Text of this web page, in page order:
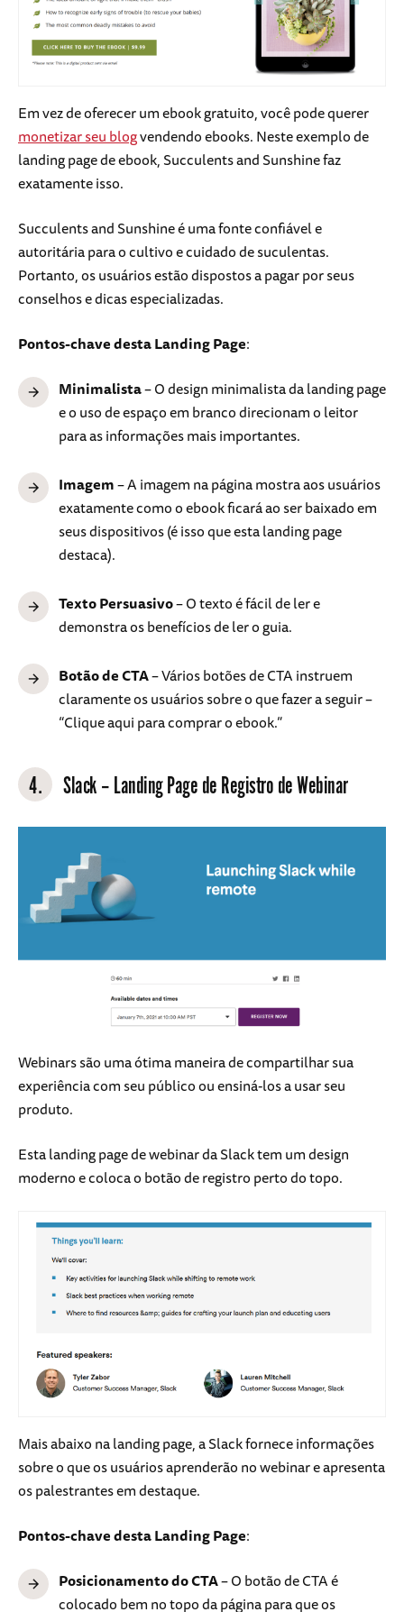
Em vez de oferecer um ebook gratuito, você pode querer
monetizar seu blogvendendo ebooks. Neste exemplo de
landing page de ebook, Succulents and Sunshine faz
exatamente isso.
Succulents and Sunshine é uma fonte confiável e
autoritária para o cultivo e cuidado de suculentas.
Portanto, os usuários estão dispostos a pagar por seus
conselhos e dicas especializadas.
Pontos-chave desta Landing Page:
Minimalista– O design minimalista da landing page
e o uso de espaço em branco direcionam o leitor
para as informações mais importantes.
Imagem– A imagem na página mostra aos usuários
exatamente como o ebook ficará ao ser baixado em
seus dispositivos (é isso que esta landing page
destaca).
Texto Persuasivo– O texto é fácil de ler e
demonstra os benefícios de ler o guia.
Botão de CTA– Vários botões de CTA instruem
claramente os usuários sobre o que fazer a seguir –
“Clique aqui para comprar o ebook.”
4. Slack – Landing Page de Registro de Webinar
Webinars são uma ótima maneira de compartilhar sua
experiência com seu público ou ensiná-los a usar seu
produto.
Esta landing page de webinar da Slack tem um design
moderno e coloca o botão de registro perto do topo.
Mais abaixo na landing page, a Slack fornece informações
sobre o que os usuários aprenderão no webinar e apresenta
os palestrantes em destaque.
Pontos-chave desta Landing Page:
Posicionamento do CTA– O botão de CTA é
colocado bem no topo da página para que os